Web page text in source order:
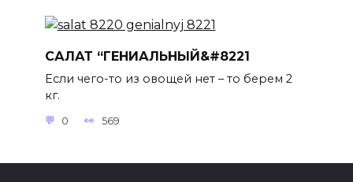
САЛАТ “ГЕНИАЛЬНЫЙ&#8221
Если чего-то из овощей нет – то берем 2
кг.
0 569